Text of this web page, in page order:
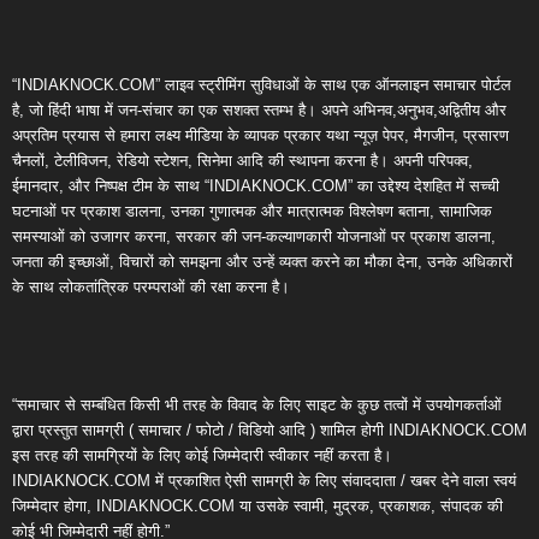
“INDIAKNOCK.COM” लाइव स्ट्रीमिंग सुविधाओं के साथ एक ऑनलाइन समाचार पोर्टल
है, जो हिंदी भाषा में जन-संचार का एक सशक्त स्तम्भ है। अपने अभिनव,अनुभव,अद्वितीय और
अप्रतिम प्रयास से हमारा लक्ष्य मीडिया के व्यापक प्रकार यथा न्यूज़ पेपर, मैगजीन, प्रसारण
चैनलों, टेलीविजन, रेडियो स्टेशन, सिनेमा आदि की स्थापना करना है। अपनी परिपक्व,
ईमानदार, और निष्पक्ष टीम के साथ “INDIAKNOCK.COM” का उद्देश्य देशहित में सच्ची
घटनाओं पर प्रकाश डालना, उनका गुणात्मक और मात्रात्मक विश्लेषण बताना, सामाजिक
समस्याओं को उजागर करना, सरकार की जन-कल्याणकारी योजनाओं पर प्रकाश डालना,
जनता की इच्छाओं, विचारों को समझना और उन्हें व्यक्त करने का मौका देना, उनके अधिकारों
के साथ लोकतांत्रिक परम्पराओं की रक्षा करना है।
“समाचार से सम्बंधित किसी भी तरह के विवाद के लिए साइट के कुछ तत्वों में उपयोगकर्ताओं
द्वारा प्रस्तुत सामग्री ( समाचार / फोटो / विडियो आदि ) शामिल होगी INDIAKNOCK.COM
इस तरह की सामग्रियों के लिए कोई जिम्मेदारी स्वीकार नहीं करता है।
INDIAKNOCK.COM में प्रकाशित ऐसी सामग्री के लिए संवाददाता / खबर देने वाला स्वयं
जिम्मेदार होगा, INDIAKNOCK.COM या उसके स्वामी, मुद्रक, प्रकाशक, संपादक की
कोई भी जिम्मेदारी नहीं होगी.”